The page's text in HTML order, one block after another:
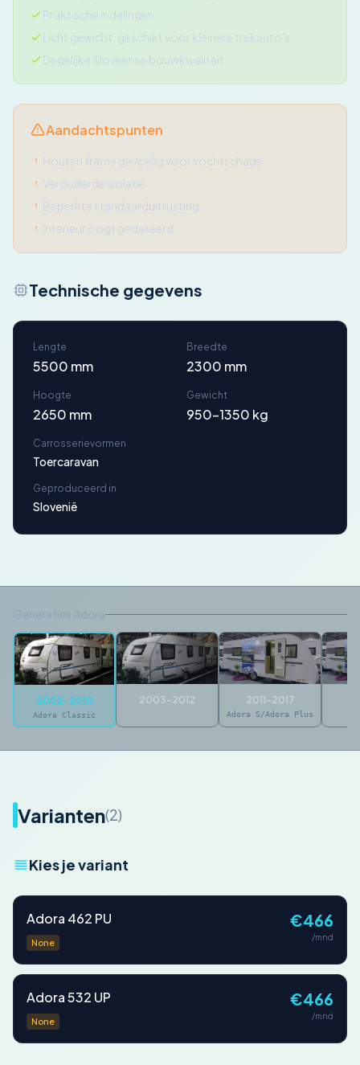
Praktische indelingen
Licht gewicht, geschikt voor kleinere trekauto's
Degelijke Sloveense bouwkwaliteit
Aandachtspunten
Houten frame gevoelig voor vochtschade
Verouderde isolatie
Beperkte standaarduitrusting
Interieur oogt gedateerd
Technische gegevens
Lengte
5500 mm
Breedte
2300 mm
Hoogte
2650 mm
Gewicht
950-1350 kg
Carrosserievormen
Toercaravan
Geproduceerd in
Slovenië
2002-2010
Adora Classic
2003-2012 2011-2017
Adora S/Adora Plus
Varianten(2)
Kies je variant
Adora 462 PU
None
€466
/mnd
Adora 532 UP
None
€466
/mnd